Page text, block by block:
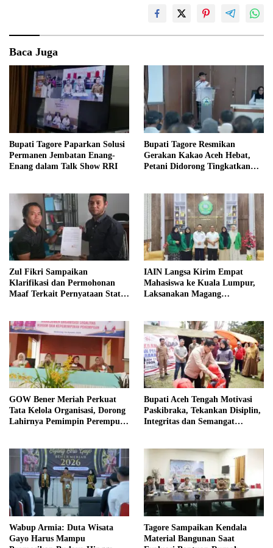
Baca Juga
Bupati Tagore Paparkan Solusi
Permanen Jembatan Enang-
Enang dalam Talk Show RRI
Bupati Tagore Resmikan
Gerakan Kakao Aceh Hebat,
Petani Didorong Tingkatkan
Zul Fikri Sampaikan
Klarifikasi dan Permohonan
Maaf Terkait Pernyataan Status
IAIN Langsa Kirim Empat
Mahasiswa ke Kuala Lumpur,
Laksanakan Magang
GOW Bener Meriah Perkuat
Tata Kelola Organisasi, Dorong
Lahirnya Pemimpin Perempuan
Bupati Aceh Tengah Motivasi
Paskibraka, Tekankan Disiplin,
Integritas dan Semangat
Wabup Armia: Duta Wisata
Gayo Harus Mampu
Tagore Sampaikan Kendala
Material Bangunan Saat